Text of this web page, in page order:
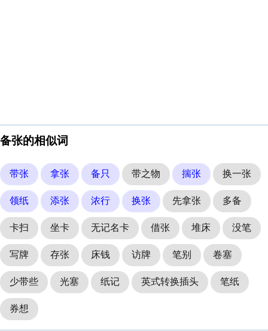
备张的相似词
带张 拿张 备只 带之物 揣张 换一张
领纸 添张 浓行 换张 先拿张 多备
卡扫 坐卡 无记名卡 借张 堆床 没笔
写牌 存张 床钱 访牌 笔别 卷塞
少带些 光塞 纸记 英式转换插头 笔纸
券想